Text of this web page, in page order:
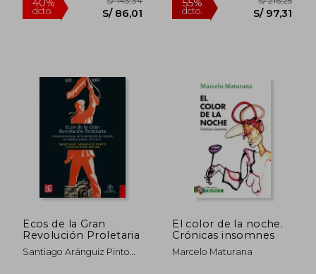
40%
dcto. S/ 86,01
55%
dcto.
Ecos de la Gran
Revolución Proletaria
Santiago Aránguiz Pinto
El color de la noche.
Crónicas insomnes
Marcelo Maturana